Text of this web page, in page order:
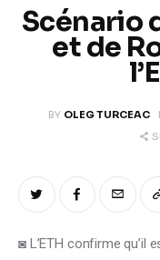
Climate
Markets
Reports
Shop
Scénario
et de
BY OLEG TURCEAC
◙ L’ETH confirme qu’il